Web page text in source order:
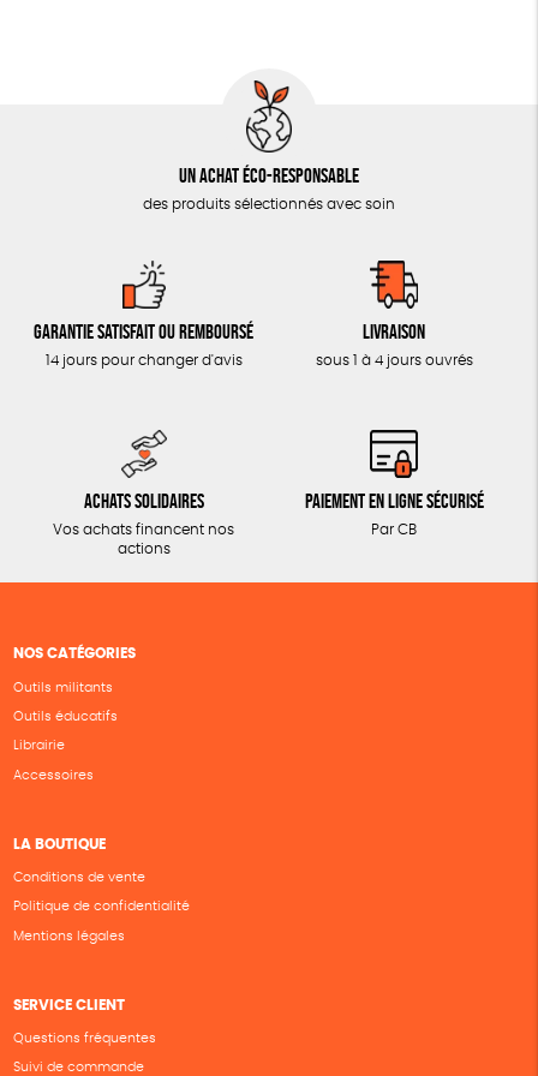
CUISINE / NUTRITION
ACCESSOIRES
Un achat éco-responsable
des produits sélectionnés avec soin
Garantie satisfait ou remboursé
14 jours pour changer d'avis
Livraison
sous 1 à 4 jours ouvrés
Achats solidaires
Vos achats financent nos
actions
Paiement en ligne sécurisé
Par CB
NOS CATÉGORIES
Outils militants
Outils éducatifs
Librairie
Accessoires
LA BOUTIQUE
Conditions de vente
Politique de confidentialité
Mentions légales
SERVICE CLIENT
Questions fréquentes
Suivi de commande